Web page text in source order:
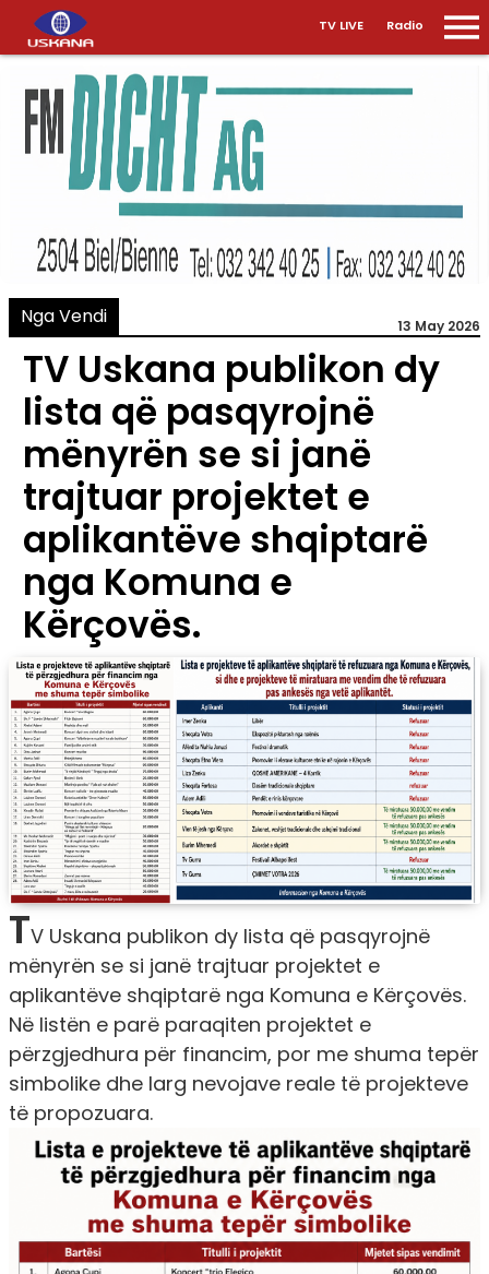
TV LIVE Radio
Nga Vendi 13 May 2026
TV Uskana publikon dy
lista që pasqyrojnë
mënyrën se si janë
trajtuar projektet e
aplikantëve shqiptarë
nga Komuna e
Kërçovës.
TV Uskana publikon dy lista që pasqyrojnë
mënyrën se si janë trajtuar projektet e
aplikantëve shqiptarë nga Komuna e Kërçovës.
Në listën e parë paraqiten projektet e
përzgjedhura për financim, por me shuma tepër
simbolike dhe larg nevojave reale të projekteve
të propozuara.